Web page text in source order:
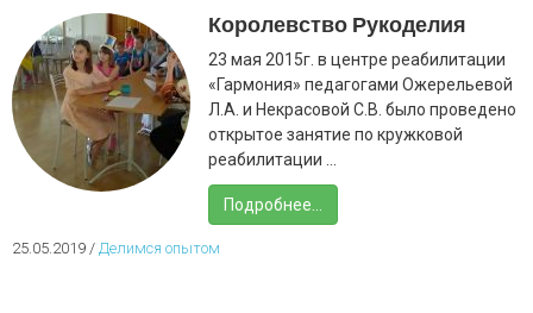
Королевство Рукоделия
23 мая 2015г. в центре реабилитации
«Гармония» педагогами Ожерельевой
Л.А. и Некрасовой С.В. было проведено
открытое занятие по кружковой
реабилитации ...
Подробнее...
25.05.2019 / Делимся опытом